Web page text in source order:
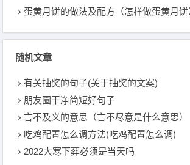
蛋黄月饼的做法及配方（怎样做蛋黄月饼
随机文章
有关抽奖的句子(关于抽奖的文案)
朋友圈干净简短好句子
言不及义的意思（言不尽意是什么意思）
吃鸡配置怎么调方法(吃鸡配置怎么调)
2022大寒下葬必须是当天吗